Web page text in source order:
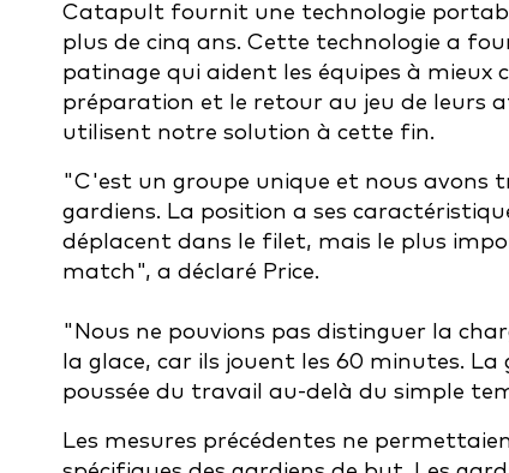
Catapult fournit une technologie
plus de cinq ans. Cette technologie a
patinage qui aident les équipes à
préparation et le retour au jeu de leurs
utilisent notre solution à cette fin.
"C'est un groupe unique et nous avons
gardiens. La position a ses
déplacent dans le filet, mais le plus
match", a déclaré Price.
"Nous ne pouvions pas distinguer la
la glace, car ils jouent les 60 minutes.
poussée du travail au-delà du simple
Les mesures précédentes ne